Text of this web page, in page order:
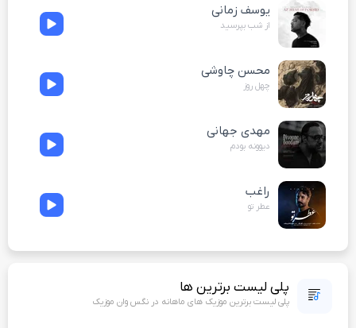
یوسف زمانی
از شب بپرسید
محسن چاوشی
چهل روز
مهدی جهانی
دیوونه بودم
راغب
عطر تو
پلی لیست برترین ها
پلی لیست برترین موزیک های ماهانه در نگس وان موزیک